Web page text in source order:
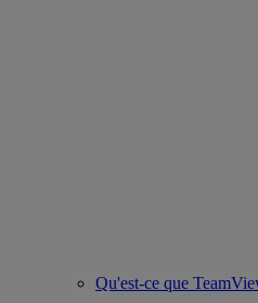
Qu'est-ce que